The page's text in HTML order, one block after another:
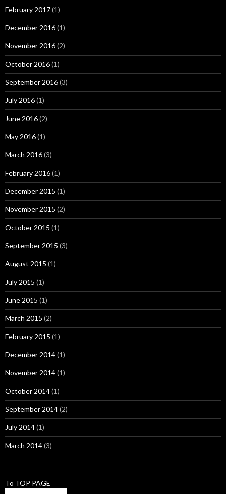
February 2017(1)
December 2016(1)
November 2016(2)
October 2016(1)
September 2016(3)
July 2016(1)
June 2016(2)
May 2016(1)
March 2016(3)
February 2016(1)
December 2015 (1)
November 2015 (2)
October 2015 (1)
September 2015 (3)
August 2015 (1)
July 2015 (1)
June 2015 (1)
March 2015 (2)
February 2015 (1)
December 2014(1)
November 2014(1)
October 2014(1)
September 2014(2)
July 2014(1)
March 2014(3)
To TOP PAGE